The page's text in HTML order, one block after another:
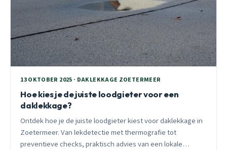
13 OKTOBER 2025 · DAKLEKKAGE ZOETERMEER
Hoe kies je de juiste loodgieter voor een
daklekkage?
Ontdek hoe je de juiste loodgieter kiest voor daklekkage in
Zoetermeer. Van lekdetectie met thermografie tot
preventieve checks, praktisch advies van een lokale